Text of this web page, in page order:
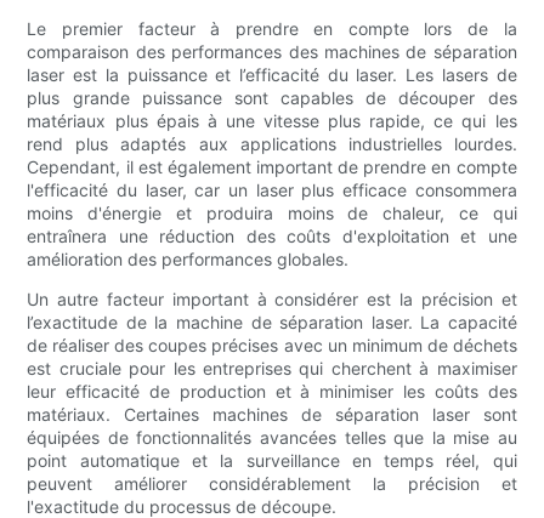
Le premier facteur à prendre en compte lors de la
comparaison des performances des machines de séparation
laser est la puissance et l’efficacité du laser. Les lasers de
plus grande puissance sont capables de découper des
matériaux plus épais à une vitesse plus rapide, ce qui les
rend plus adaptés aux applications industrielles lourdes.
Cependant, il est également important de prendre en compte
l'efficacité du laser, car un laser plus efficace consommera
moins d'énergie et produira moins de chaleur, ce qui
entraînera une réduction des coûts d'exploitation et une
amélioration des performances globales.
Un autre facteur important à considérer est la précision et
l’exactitude de la machine de séparation laser. La capacité
de réaliser des coupes précises avec un minimum de déchets
est cruciale pour les entreprises qui cherchent à maximiser
leur efficacité de production et à minimiser les coûts des
matériaux. Certaines machines de séparation laser sont
équipées de fonctionnalités avancées telles que la mise au
point automatique et la surveillance en temps réel, qui
peuvent améliorer considérablement la précision et
l'exactitude du processus de découpe.